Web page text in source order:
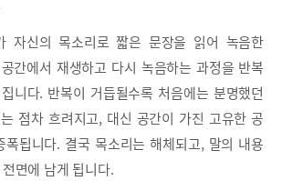
자신의 목소리로 짧은 문장을 읽어 녹음한
간에서 재생하고 다시 녹음하는 과정을 반복
니다. 반복이 거듭될수록 처음에는 분명했던
점차 흐려지고, 대신 공간이 가진 고유한 공
폭됩니다. 결국 목소리는 해체되고, 말의 내용
면에 남게 됩니다.